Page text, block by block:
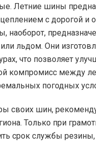
Летние шины
с дорогой
наоборот,
льдом. Они
что позволяет
компромисс между
погодных
своих шин,
Только при
срок службы резины,